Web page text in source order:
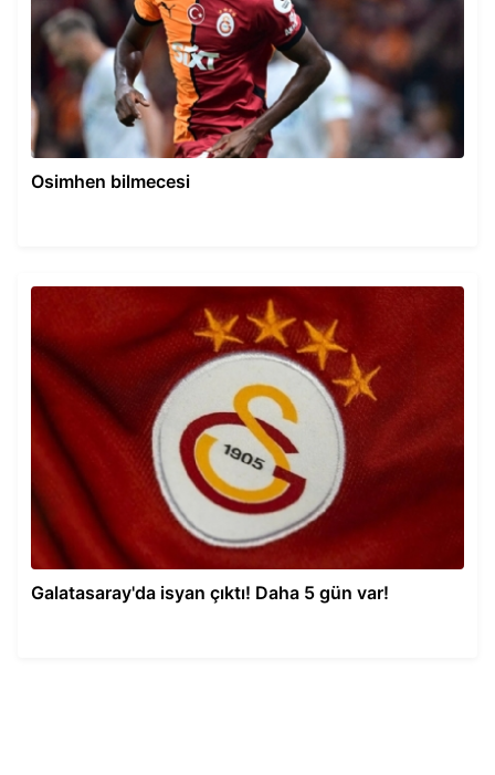
Osimhen bilmecesi
Galatasaray'da isyan çıktı! Daha 5 gün var!